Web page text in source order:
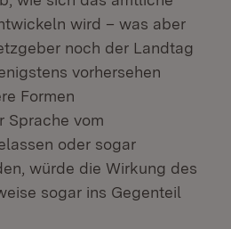
wird – was aber
noch der Landtag
vorhersehen
Formen
Sprache vom
oder sogar
würde die Wirkung des
sogar ins Gegenteil